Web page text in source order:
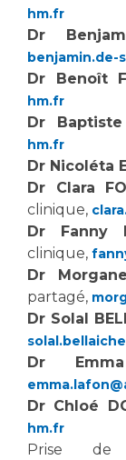
hm.fr
Dr
benjamin.de-
Dr Benoît
hm.fr
Dr Baptiste
hm.fr
Dr Nicoléta
Dr Clara
clinique,
Dr Fanny
clinique,
Dr
partagé,
Dr Solal
Dr
Dr Chloé
hm.fr
Prise